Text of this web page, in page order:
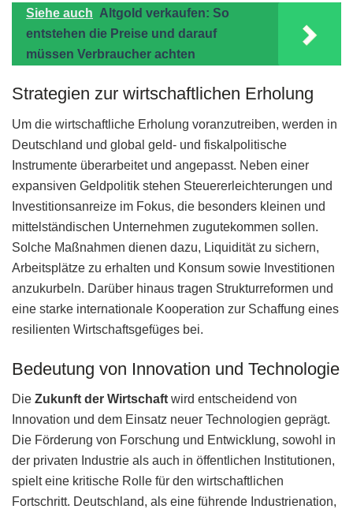
Siehe auch Altgold verkaufen: So
entstehen die Preise und darauf
müssen Verbraucher achten
Strategien zur wirtschaftlichen Erholung
Um die wirtschaftliche Erholung voranzutreiben, werden in
Deutschland und global geld- und fiskalpolitische
Instrumente überarbeitet und angepasst. Neben einer
expansiven Geldpolitik stehen Steuererleichterungen und
Investitionsanreize im Fokus, die besonders kleinen und
mittelständischen Unternehmen zugutekommen sollen.
Solche Maßnahmen dienen dazu, Liquidität zu sichern,
Arbeitsplätze zu erhalten und Konsum sowie Investitionen
anzukurbeln. Darüber hinaus tragen Strukturreformen und
eine starke internationale Kooperation zur Schaffung eines
resilienten Wirtschaftsgefüges bei.
Bedeutung von Innovation und Technologie
Die Zukunft der Wirtschaft wird entscheidend von
Innovation und dem Einsatz neuer Technologien geprägt.
Die Förderung von Forschung und Entwicklung, sowohl in
der privaten Industrie als auch in öffentlichen Institutionen,
spielt eine kritische Rolle für den wirtschaftlichen
Fortschritt. Deutschland, als eine führende Industrienation,